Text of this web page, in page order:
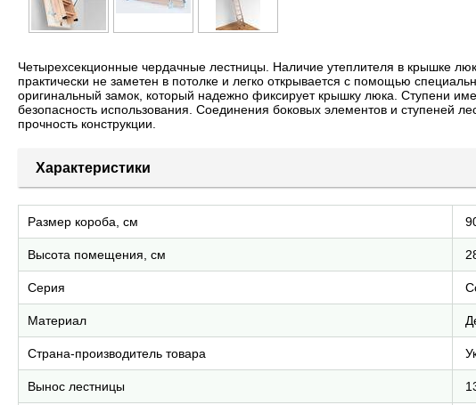
Четырехсекционные чердачные лестницы. Наличие утеплителя в крышке
практически не заметен в потолке и легко открывается с помощью
оригинальный замок, который надежно фиксирует крышку люка. Ступени
безопасность использования. Соединения боковых элементов и ступеней
прочность конструкции.
Характеристики
Размер короба, см
Высота помещения, см
Серия
Материал
Страна-производитель товара
Вынос лестницы